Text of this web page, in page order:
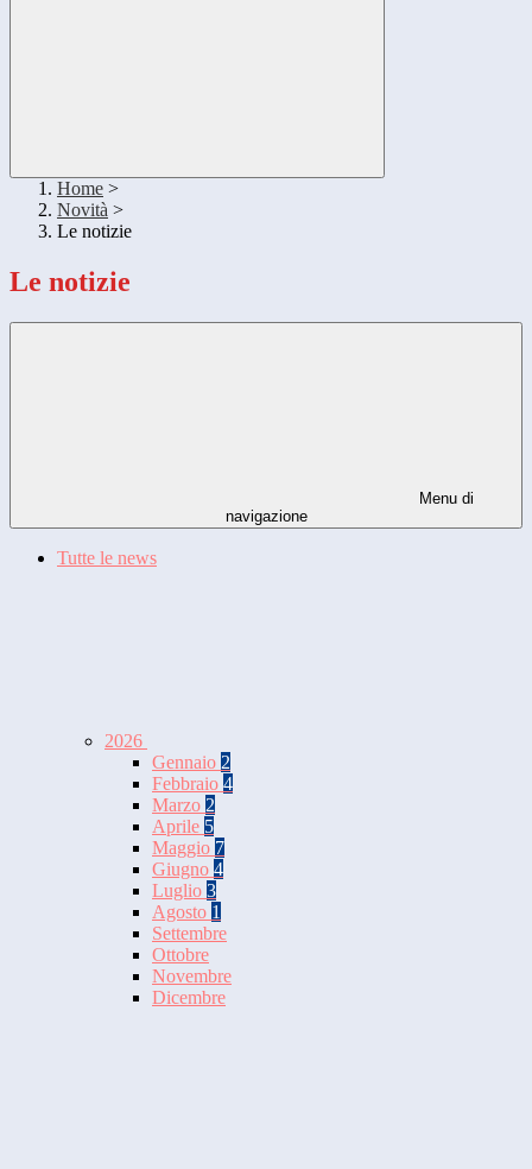
Home >
Novità >
Le notizie
Le notizie
Menu di
navigazione
Tutte le news
2026
Gennaio 2
Febbraio 4
Marzo 2
Aprile 5
Maggio 7
Giugno 4
Luglio 3
Agosto 1
Settembre
Ottobre
Novembre
Dicembre